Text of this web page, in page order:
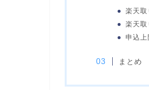
楽天
楽天
申込上
まとめ